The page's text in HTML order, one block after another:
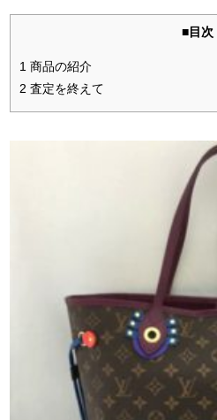
■目次
1 商品の紹介
2 査定を終えて